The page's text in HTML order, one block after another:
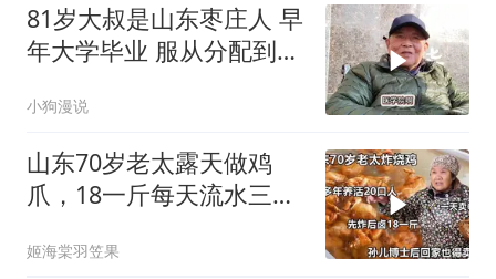
81岁大叔是山东枣庄人 早
年大学毕业 服从分配到西
小狗漫说
山东70岁老太露天做鸡
爪，18一斤每天流水三四
姬海棠羽笠果